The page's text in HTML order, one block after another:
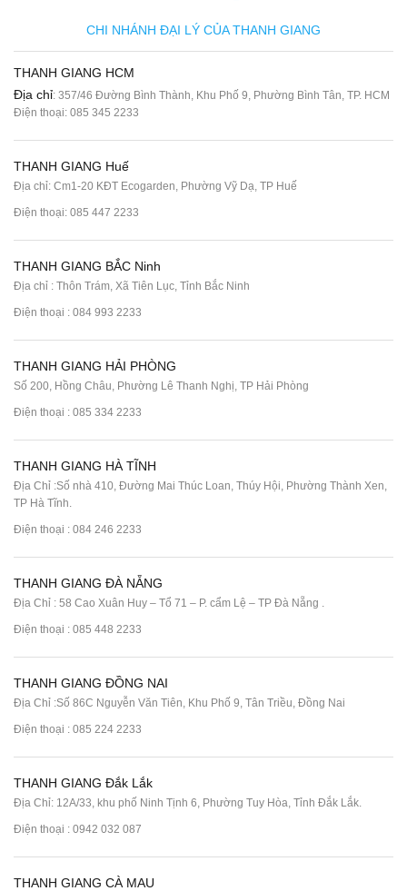
CHI NHÁNH ĐẠI LÝ CỦA THANH GIANG
THANH GIANG HCM
Địa chỉ: 357/46 Đường Bình Thành, Khu Phố 9, Phường Bình Tân, TP. HCM
Điện thoại: 085 345 2233
THANH GIANG Huế
Địa chỉ: Cm1-20 KĐT Ecogarden, Phường Vỹ Dạ, TP Huế
Điện thoại: 085 447 2233
THANH GIANG BẮC Ninh
Địa chỉ : Thôn Trám, Xã Tiên Lục, Tỉnh Bắc Ninh
Điện thoại : 084 993 2233
THANH GIANG HẢI PHÒNG
Số 200, Hồng Châu, Phường Lê Thanh Nghị, TP Hải Phòng
Điện thoại : 085 334 2233
THANH GIANG HÀ TĨNH
Địa Chỉ :Số nhà 410, Đường Mai Thúc Loan, Thúy Hội, Phường Thành Xen,
TP Hà Tĩnh.
Điện thoại : 084 246 2233
THANH GIANG ĐÀ NẴNG
Địa Chỉ : 58 Cao Xuân Huy – Tổ 71 – P. cẩm Lệ – TP Đà Nẵng .
Điện thoại : 085 448 2233
THANH GIANG ĐỒNG NAI
Địa Chỉ :Số 86C Nguyễn Văn Tiên, Khu Phố 9, Tân Triều, Đồng Nai
Điện thoại : 085 224 2233
THANH GIANG Đắk Lắk
Địa Chỉ: 12A/33, khu phố Ninh Tịnh 6, Phường Tuy Hòa, Tỉnh Đắk Lắk.
Điện thoại : 0942 032 087
THANH GIANG CÀ MAU